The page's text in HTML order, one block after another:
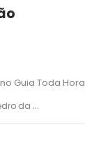
Guia Toda Hora
Shopping